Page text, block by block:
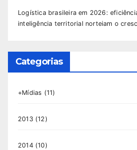
Logística brasileira em 2026:
inteligência territorial norteiam o
Categorias
+Mídias (11)
2013(12)
2014(10)